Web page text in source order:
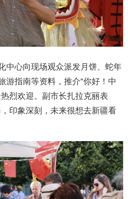
中心向现场观众派发月饼、蛇年
游指南等资料，推介“你好！中
烈欢迎。副市长扎拉克丽表
印象深刻，未来很想去新疆看